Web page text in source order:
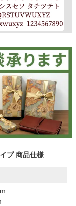
プ 商品仕様